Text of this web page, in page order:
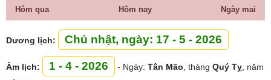
Hôm qua Hôm nay Ngày mai
Dương lịch: Chủ nhật, ngày: 17 - 5 - 2026
Âm lịch: 1 - 4 - 2026 - Ngày: Tân Mão , tháng Quý Tỵ , năm